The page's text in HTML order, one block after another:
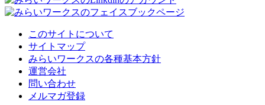
このサイトについて
サイトマップ
みらいワークスの各種基本方針
運営会社
問い合わせ
メルマガ登録